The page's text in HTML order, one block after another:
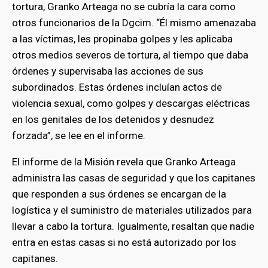
tortura, Granko Arteaga no se cubría la cara como
otros funcionarios de la Dgcim. “Él mismo amenazaba
a las víctimas, les propinaba golpes y les aplicaba
otros medios severos de tortura, al tiempo que daba
órdenes y supervisaba las acciones de sus
subordinados. Estas órdenes incluían actos de
violencia sexual, como golpes y descargas eléctricas
en los genitales de los detenidos y desnudez
forzada”, se lee en el informe.
El informe de la Misión revela que Granko Arteaga
administra las casas de seguridad y que los capitanes
que responden a sus órdenes se encargan de la
logística y el suministro de materiales utilizados para
llevar a cabo la tortura. Igualmente, resaltan que nadie
entra en estas casas si no está autorizado por los
capitanes.